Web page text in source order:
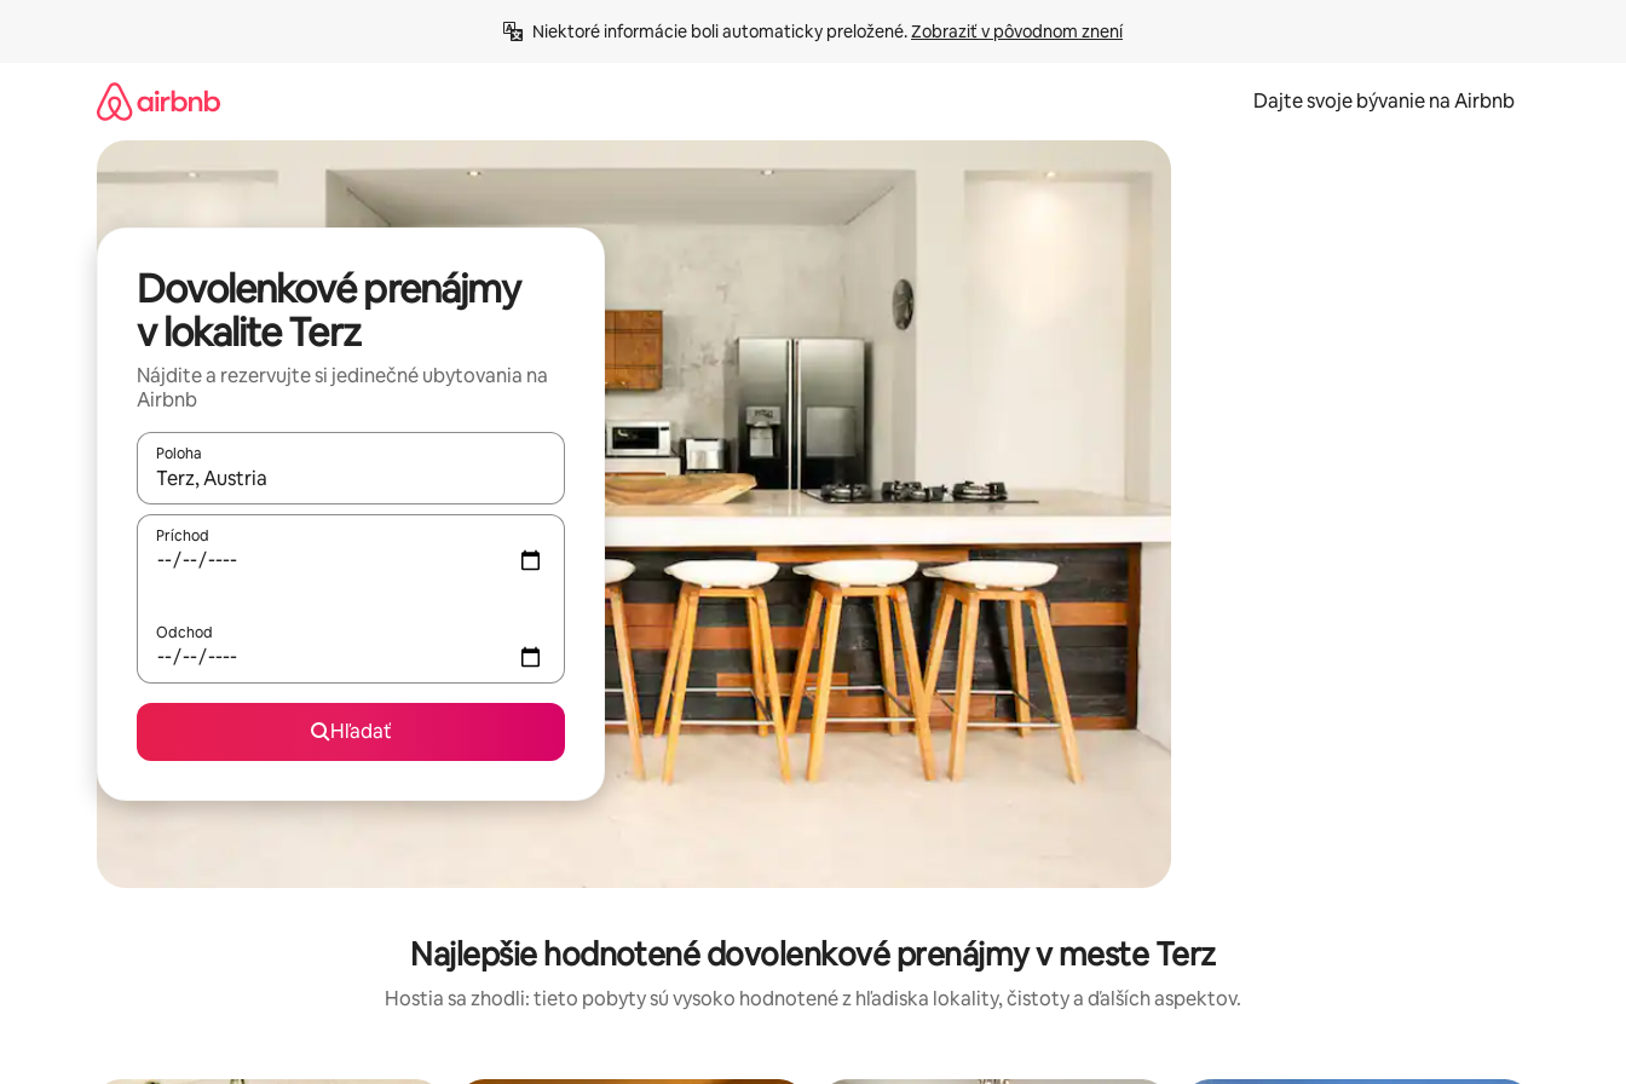
Niektoré informácie boli automaticky preložené. Zobraziť v pôvodnom znení
Dajte svoje bývanie na Airbnb
Dovolenkové prenájmy
v lokalite Terz
Nájdite a rezervujte si jedinečné ubytovania na
Airbnb
Poloha
Keď budú výsledky k dispozícii, môžete si ich prechádzať pomocou klávesov so šípkami nahor a nadol alebo ich preskúmať pomocou dotykových gest či potiahnutia prstom.
Príchod
Odchod
Hľadať
Najlepšie hodnotené dovolenkové prenájmy v meste Terz
Hostia sa zhodli: tieto pobyty sú vysoko hodnotené z hľadiska lokality, čistoty a ďalších aspektov.